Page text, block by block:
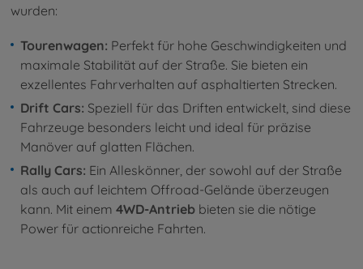
wurden:
Tourenwagen: Perfekt für hohe Geschwindigkeiten und
maximale Stabilität auf der Straße. Sie bieten ein
exzellentes Fahrverhalten auf asphaltierten Strecken.
Drift Cars: Speziell für das Driften entwickelt, sind diese
Fahrzeuge besonders leicht und ideal für präzise
Manöver auf glatten Flächen.
Rally Cars: Ein Alleskönner, der sowohl auf der Straße
als auch auf leichtem Offroad-Gelände überzeugen
kann. Mit einem 4WD-Antrieb bieten sie die nötige
Power für actionreiche Fahrten.